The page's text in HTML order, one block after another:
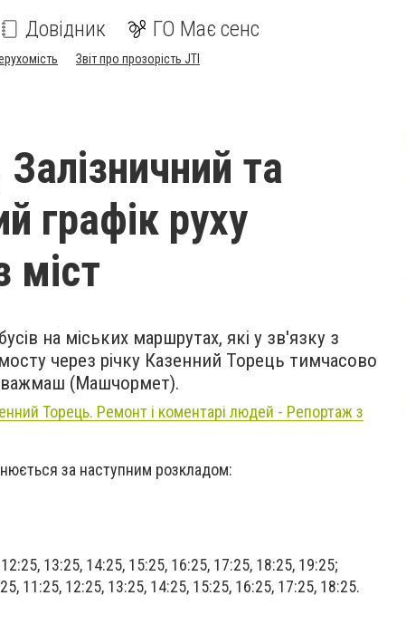
Довідник ГО Має сенс
Звіт про прозорість JTI
та
графік руху
міст
на міських маршрутах, які у зв'язку з
через річку Казенний Торець тимчасово
(Машчормет).
Торець. Ремонт і коментарі людей - Репортаж з
за наступним розкладом:
13:25, 14:25, 15:25, 16:25, 17:25, 18:25, 19:25;
11:25, 12:25, 13:25, 14:25, 15:25, 16:25, 17:25, 18:25.